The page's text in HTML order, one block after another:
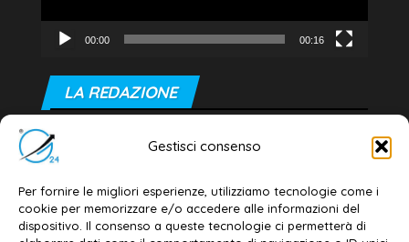
Gestisci consenso
Per fornire le migliori esperienze, utilizziamo tecnologie come i
cookie per memorizzare e/o accedere alle informazioni del
dispositivo. Il consenso a queste tecnologie ci permetterà di
00:00 00:16
LA REDAZIONE
Editore e direttore responsabile:
Dott. Daniele G. Masciullo
Email: redazione@galatina24.it
Contatti –Disclaimer